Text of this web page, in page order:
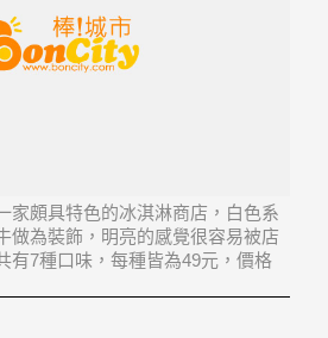
家頗具特色的冰淇淋商店，白色系
做為裝飾，明亮的感覺很容易被店
有7種口味，每種皆為49元，價格